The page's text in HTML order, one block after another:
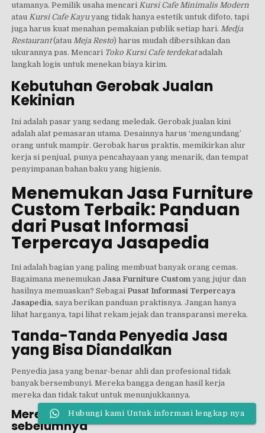
utamanya. Pemilik usaha mencariKursi Cafe Minimalis Modern
atauKursi Cafe Kayuyang tidak hanya estetik untuk difoto, tapi
juga harus kuat menahan pemakaian publik setiap hari.Medja
Restaurant(atauMeja Resto) harus mudah dibersihkan dan
ukurannya pas. Mencari Toko Kursi Cafe terdekatadalah
langkah logis untuk menekan biaya kirim.
Kebutuhan Gerobak Jualan
Kekinian
Ini adalah pasar yang sedang meledak. Gerobak jualan kini
adalah alat pemasaran utama. Desainnya harus ‘mengundang’
orang untuk mampir. Gerobak harus praktis, memikirkan alur
kerja si penjual, punya pencahayaan yang menarik, dan tempat
penyimpanan bahan baku yang higienis.
Menemukan Jasa Furniture
Custom Terbaik: Panduan
dari Pusat Informasi
Terpercaya Jasapedia
Ini adalah bagian yang paling membuat banyak orang cemas.
Bagaimana menemukan Jasa Furniture Custom yang jujur dan
hasilnya memuaskan? Sebagai Pusat Informasi Terpercaya
Jasapedia, saya berikan panduan praktisnya. Jangan hanya
lihat harganya, tapi lihat rekam jejak dan transparansi mereka.
Tanda-Tanda Penyedia Jasa
yang Bisa Diandalkan
Penyedia jasa yang benar-benar ahli dan profesional tidak
banyak bersembunyi. Mereka bangga dengan hasil kerja
mereka dan tidak takut untuk menunjukkannya.
Mereka berani menunjukkan hasil kerja
sebelumnya
Hubungi kami Untuk informasi lengkap nya